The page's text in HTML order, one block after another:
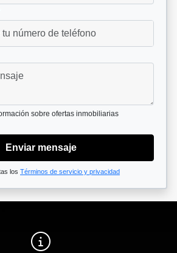
sobre ofertas inmobiliarias
Enviar mensaje
los Términos de servicio y privacidad